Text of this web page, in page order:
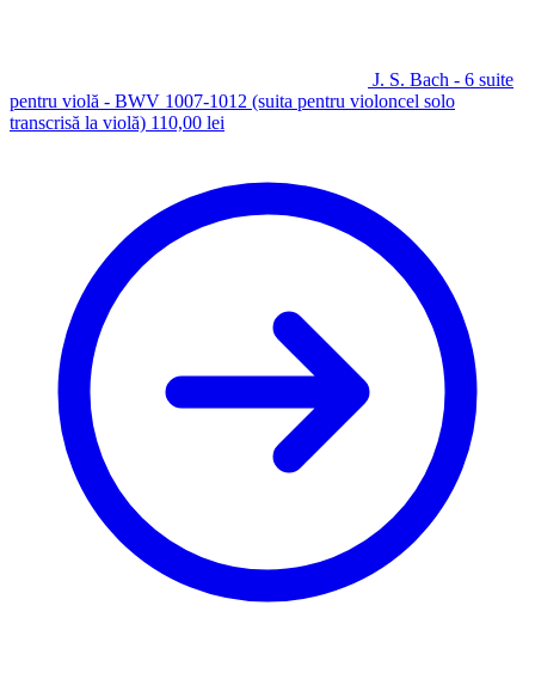
J. S. Bach - 6 suite
pentru violă - BWV 1007-1012 (suita pentru violoncel solo
transcrisă la violă) 110,00 lei